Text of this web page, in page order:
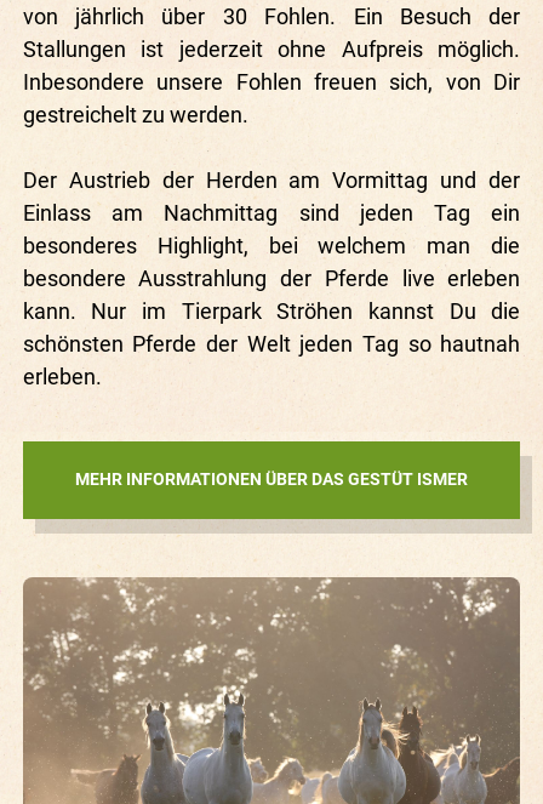
von jährlich über 30 Fohlen. Ein Besuch der
Stallungen ist jederzeit ohne Aufpreis möglich.
Inbesondere unsere Fohlen freuen sich, von Dir
gestreichelt zu werden.
Der Austrieb der Herden am Vormittag und der
Einlass am Nachmittag sind jeden Tag ein
besonderes Highlight, bei welchem man die
besondere Ausstrahlung der Pferde live erleben
kann. Nur im Tierpark Ströhen kannst Du die
schönsten Pferde der Welt jeden Tag so hautnah
erleben.
MEHR INFORMATIONEN ÜBER DAS GESTÜT ISMER